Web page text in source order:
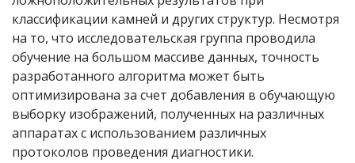
классификации камней и других структур. Несмотря
на то, что исследовательская группа проводила
обучение на большом массиве данных, точность
разработанного алгоритма может быть
оптимизирована за счет добавления в обучающую
выборку изображений, полученных на различных
аппаратах с использованием различных
протоколов проведения диагностики.